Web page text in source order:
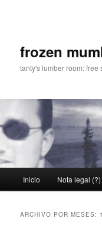
frozen
tanty's lumber room: free
Inicio Nota legal (?)
ARCHIVO POR MESES: